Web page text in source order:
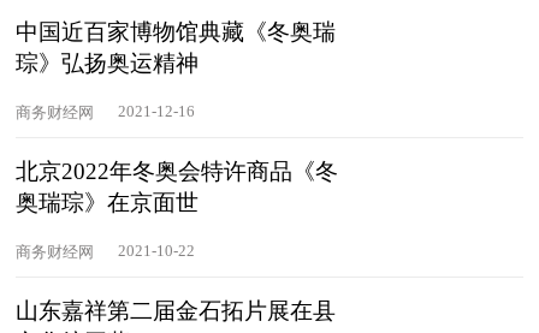
中国近百家博物馆典藏《冬奥瑞
琮》弘扬奥运精神
商务财经网 2021-12-16
北京2022年冬奥会特许商品《冬
奥瑞琮》在京面世
商务财经网 2021-10-22
山东嘉祥第二届金石拓片展在县